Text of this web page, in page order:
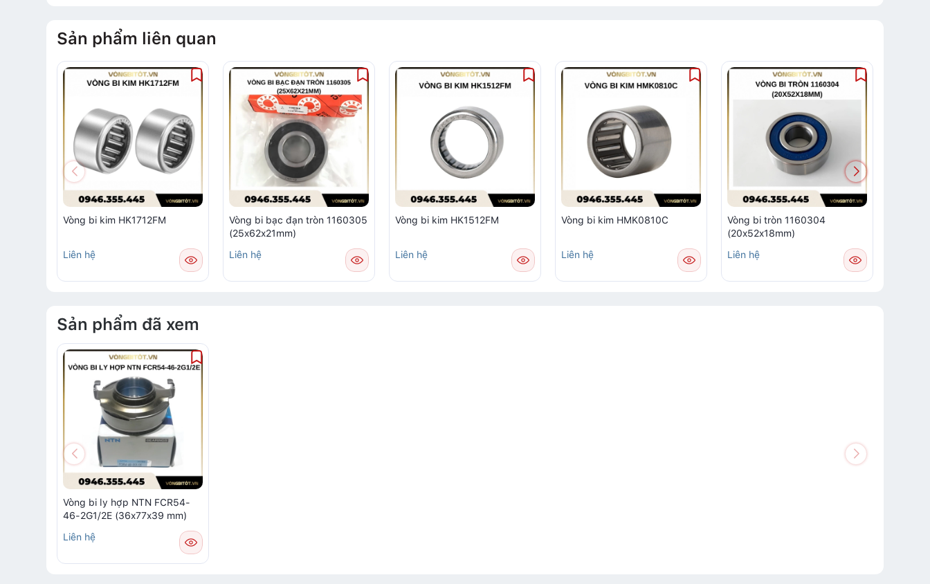
Sản phẩm liên quan
Vòng bi kim HK1712FM
Liên hệ
Vòng bi bạc đạn tròn 1160305
(25x62x21mm)
Liên hệ
Vòng bi kim HK1512FM
Liên hệ
Vòng bi kim HMK0810C
Liên hệ
Vòng bi tròn 1160304
(20x52x18mm)
Liên hệ
Sản phẩm đã xem
Vòng bi ly hợp NTN FCR54-
46-2G1/2E (36x77x39 mm)
Liên hệ